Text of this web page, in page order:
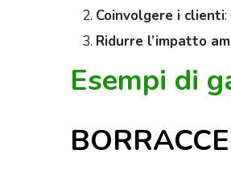
Coinvolgere i clienti
Ridurre l’impatto
Esempi di